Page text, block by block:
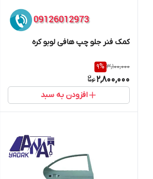
کمک فنر جلو چپ هافی لوبو کره
3,100,000
9%
2,800,000
افزودن به سبد